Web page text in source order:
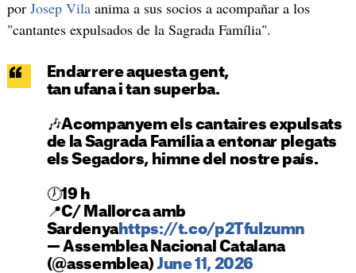
porJosep Vila anima a sus socios a acompañar a los
"cantantes expulsados de la Sagrada Família".
Endarrere aquesta gent,
tan ufana i tan superba.
🎶Acompanyem els cantaires expulsats
de la Sagrada Família a entonar plegats
els Segadors, himne del nostre país.
🕖19 h
📍C/ Mallorca amb
Sardenyahttps://t.co/p2TfuIzumn
— Assemblea Nacional Catalana
(@assemblea) June 11, 2026